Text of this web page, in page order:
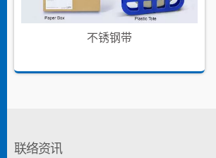
不锈钢带
联络资讯